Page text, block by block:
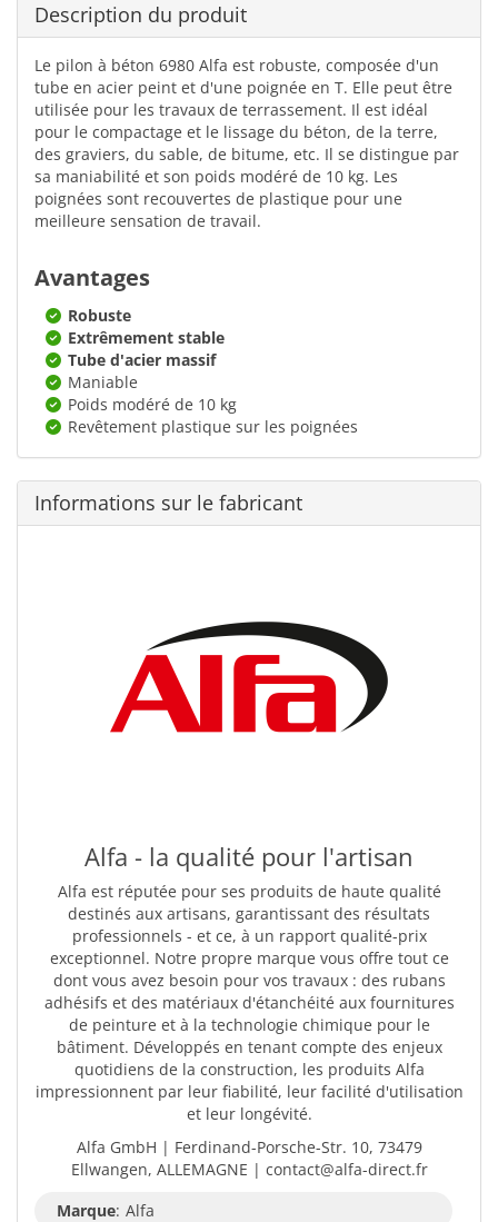
Description du produit
Le pilon à béton 6980 Alfa est robuste, composée d'un
tube en acier peint et d'une poignée en T. Elle peut être
utilisée pour les travaux de terrassement. Il est idéal
pour le compactage et le lissage du béton, de la terre,
des graviers, du sable, de bitume, etc. Il se distingue par
sa maniabilité et son poids modéré de 10 kg. Les
poignées sont recouvertes de plastique pour une
meilleure sensation de travail.
Avantages
Robuste
Extrêmement stable
Tube d'acier massif
Maniable
Poids modéré de 10 kg
Revêtement plastique sur les poignées
Informations sur le fabricant
Alfa - la qualité pour l'artisan
Alfa est réputée pour ses produits de haute qualité
destinés aux artisans, garantissant des résultats
professionnels - et ce, à un rapport qualité-prix
exceptionnel. Notre propre marque vous offre tout ce
dont vous avez besoin pour vos travaux : des rubans
adhésifs et des matériaux d'étanchéité aux fournitures
de peinture et à la technologie chimique pour le
bâtiment. Développés en tenant compte des enjeux
quotidiens de la construction, les produits Alfa
impressionnent par leur fiabilité, leur facilité d'utilisation
et leur longévité.
Alfa GmbH | Ferdinand-Porsche-Str. 10, 73479
Ellwangen, ALLEMAGNE | contact@alfa-direct.fr
Marque: Alfa